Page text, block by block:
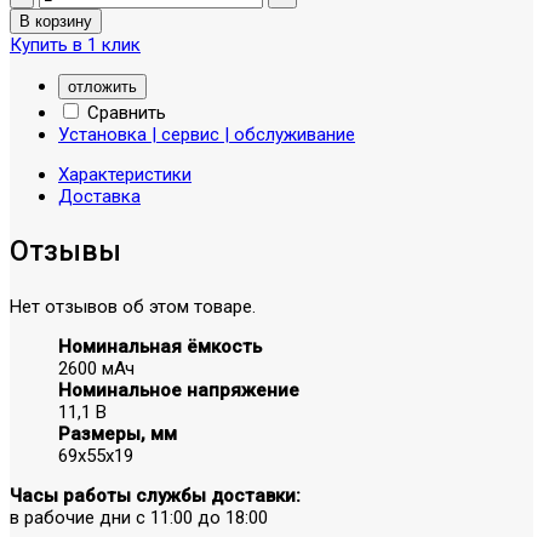
Купить в 1 клик
отложить
Сравнить
Установка | сервис | обслуживание
Характеристики
Доставка
Отзывы
Нет отзывов об этом товаре.
Номинальная ёмкость
2600 мАч
Номинальное напряжение
11,1 В
Размеры, мм
69х55х19
Часы работы службы доставки:
в рабочие дни с 11:00 до 18:00